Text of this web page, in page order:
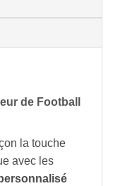
de Football
la touche
avec les